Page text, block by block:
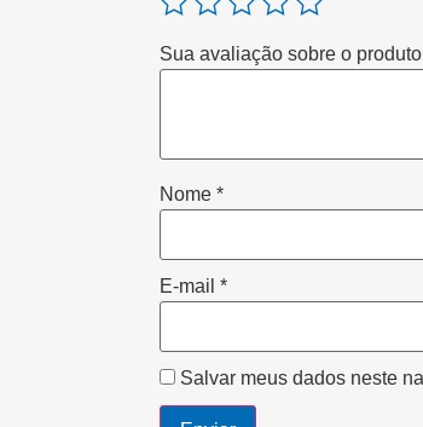
Sua avaliação sobre o produto
Nome *
E-mail *
Salvar meus dados neste